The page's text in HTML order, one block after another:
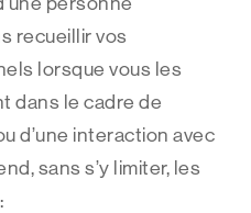
recueillir vos
lorsque vous les
dans le cadre de
d’une interaction avec
sans s’y limiter, les